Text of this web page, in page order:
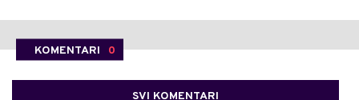
KOMENTARI 0
SVI KOMENTARI